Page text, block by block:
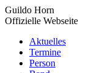
Zum
Inhalt
Guildo Horn
Offizielle Webseite
Aktuelles
Termine
Person